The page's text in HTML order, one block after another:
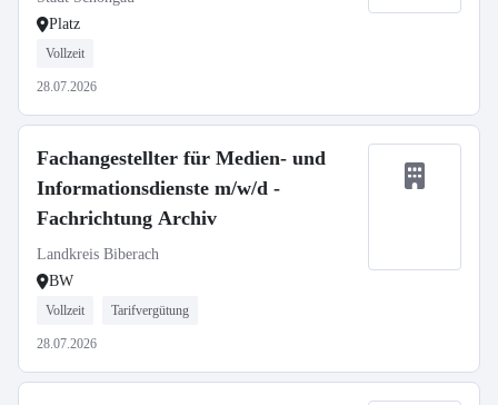
Platz
Vollzeit
28.07.2026
Fachangestellter für Medien- und
Informationsdienste m/w/d -
Fachrichtung Archiv
Landkreis Biberach
BW
Vollzeit Tarifvergütung
28.07.2026